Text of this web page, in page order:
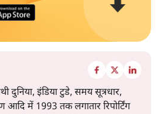
दुनिया, इंडिया टुडे, समय सूत्रधार,
आदि में 1993 तक लगातार रिपोर्टिंग